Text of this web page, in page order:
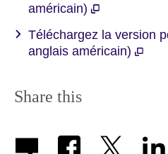
américain)
Téléchargez la version
anglais américain)
Share this